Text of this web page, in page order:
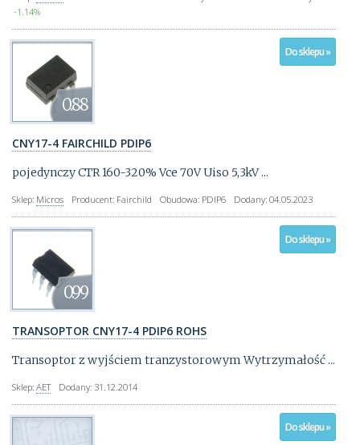
-1.14%
0.88
Do sklepu »
CNY17-4 FAIRCHILD PDIP6
pojedynczy CTR 160-320% Vce 70V Uiso 5,3kV ...
Sklep: Micros Producent: Fairchild Obudowa: PDIP6 Dodany: 04.05.2023
0.99
Do sklepu »
TRANSOPTOR CNY17-4 PDIP6 ROHS
Transoptor z wyjściem tranzystorowym Wytrzymałość ...
Sklep: AET Dodany: 31.12.2014
Do sklepu »